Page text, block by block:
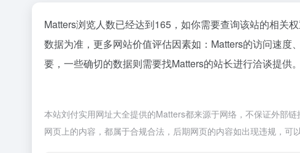
Matters浏览人数已经达到165，如你需要查询该站的相关
数据为准，更多网站价值评估因素如：Matters的访问速
要，一些确切的数据则需要找Matters的站长进行洽谈提供
本站刘付实用网址大全提供的Matters都来源于网络，不保证外部
网页上的内容，都属于合规合法，后期网页的内容如出现违规，可